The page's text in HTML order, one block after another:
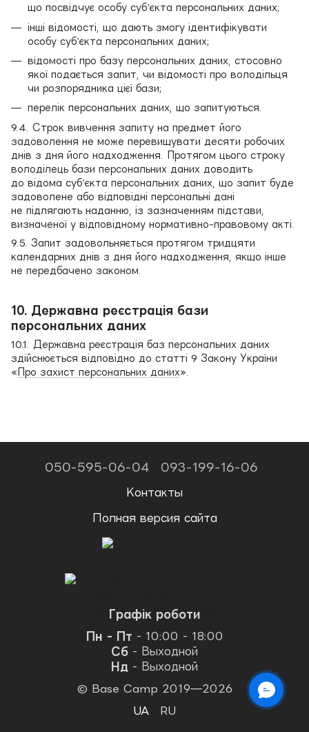
що посвідчує особу суб’єкта персональних даних;
інші відомості, що дають змогу ідентифікувати
особу суб’єкта персональних даних;
відомості про базу персональних даних, стосовно
якої подається запит, чи відомості про володільця
чи розпорядника цієї бази;
перелік персональних даних, що запитуються.
9.4. Строк вивчення запиту на предмет його
задоволення не може перевищувати десяти робочих
днів з дня його надходження. Протягом цього строку
володілець бази персональних даних доводить
до відома суб’єкта персональних даних, що запит буде
задоволене або відповідні персональні дані
не підлягають наданню, із зазначенням підстави,
визначеної у відповідному нормативно-правовому акті.
9.5. Запит задовольняється протягом тридцяти
календарних днів з дня його надходження, якщо інше
не передбачено законом.
10. Державна реєстрація бази
персональних даних
10.1. Державна реєстрація баз персональних даних
здійснюється відповідно до статті 9 Закону України
« Про захист персональних даних».
050-595-06-04 093-199-16-06
Контакты
Полная версия сайта
Графік роботи
Пн - Пт - 10:00 - 18:00
Сб - Выходной
Нд - Выходной
© Base Camp 2019—2026
UA
RU